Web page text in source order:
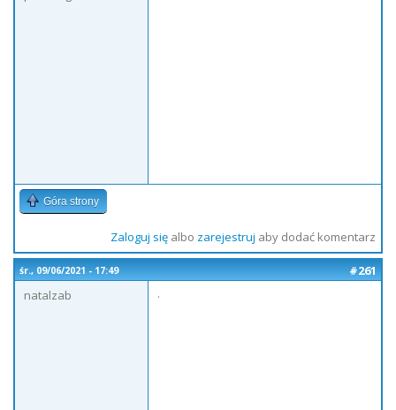
Góra strony
Zaloguj sięalbo zarejestruj aby dodać komentarz
śr., 09/06/2021 - 17:49
#261
natalzab
.